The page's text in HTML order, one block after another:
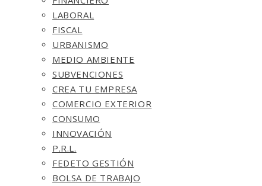
LABORAL
FISCAL
URBANISMO
MEDIO AMBIENTE
SUBVENCIONES
CREA TU EMPRESA
COMERCIO EXTERIOR
CONSUMO
INNOVACIÓN
P.R.L.
FEDETO GESTIÓN
BOLSA DE TRABAJO